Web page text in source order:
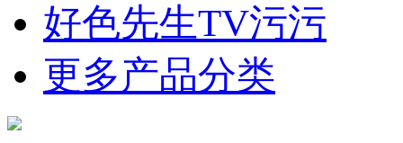
好色先生TV污污
更多产品分类